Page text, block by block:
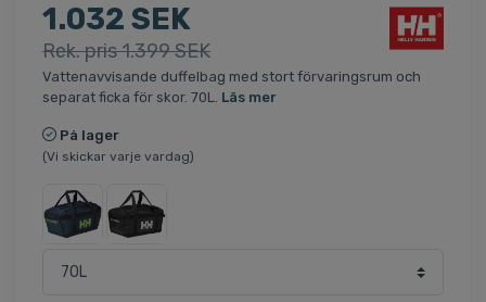
1.032 SEK
Rek. pris 1.399 SEK
Vattenavvisande duffelbag med stort förvaringsrum och
separat ficka för skor. 70L. Läs mer
På lager
(Vi skickar varje vardag)